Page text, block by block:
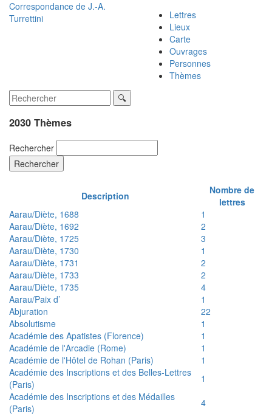
Correspondance de J.-A.
Turrettini
Lettres
Lieux
Carte
Ouvrages
Personnes
Thèmes
2030 Thèmes
Rechercher
Rechercher
Description
Nombre de
lettres
Aarau/Diète, 1688
1
Aarau/Diète, 1692
2
Aarau/Diète, 1725
3
Aarau/Diète, 1730
1
Aarau/Diète, 1731
2
Aarau/Diète, 1733
2
Aarau/Diète, 1735
4
Aarau/Paix d’
1
Abjuration
22
Absolutisme
1
Académie des Apatistes (Florence)
1
Académie de l'Arcadie (Rome)
1
Académie de l'Hôtel de Rohan (Paris)
1
Académie des Inscriptions et des Belles-Lettres
(Paris)
1
Académie des Inscriptions et des Médailles
(Paris)
4